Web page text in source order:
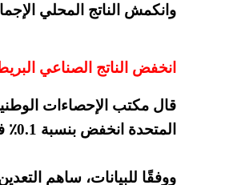
وانكمش الناتج المحلي الإجمالي 2.6 بالمئة على أساس شهري في
انخفض الناتج الصناعي البريطاني
قال مكتب الإحصاءات
المتحدة انخفض بنسبة 0.1٪ في نوفمبر مقارنة بالشهر السابق.
ووفقًا للبيانات، ساهم